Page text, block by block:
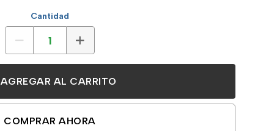
Cantidad
AGREGAR AL CARRITO
COMPRAR AHORA